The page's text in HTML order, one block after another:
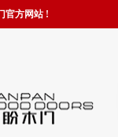
官方网站 !